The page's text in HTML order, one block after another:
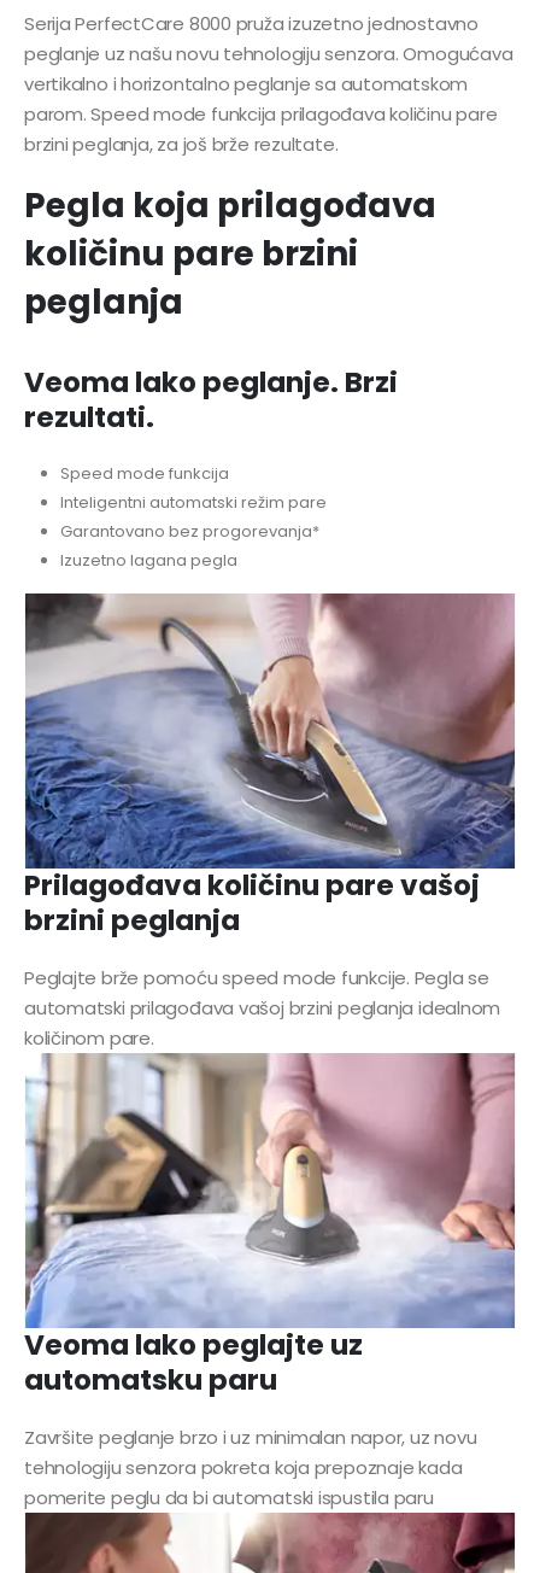
Serija PerfectCare 8000 pruža izuzetno jednostavno
peglanje uz našu novu tehnologiju senzora. Omogućava
vertikalno i horizontalno peglanje sa automatskom
parom. Speed mode funkcija prilagođava količinu pare
brzini peglanja, za još brže rezultate.
Pegla koja prilagođava
količinu pare brzini
peglanja
Veoma lako peglanje. Brzi
rezultati.
Speed mode funkcija
Inteligentni automatski režim pare
Garantovano bez progorevanja*
Izuzetno lagana pegla
Prilagođava količinu pare vašoj
brzini peglanja
Peglajte brže pomoću speed mode funkcije. Pegla se
automatski prilagođava vašoj brzini peglanja idealnom
količinom pare.
Veoma lako peglajte uz
automatsku paru
Završite peglanje brzo i uz minimalan napor, uz novu
tehnologiju senzora pokreta koja prepoznaje kada
pomerite peglu da bi automatski ispustila paru